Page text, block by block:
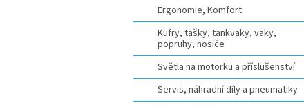
Ergonomie, Komfort
Kufry, tašky, tankvaky, vaky,
popruhy, nosiče
Světla na motorku a příslušenství
Servis, náhradní díly a pneumatiky